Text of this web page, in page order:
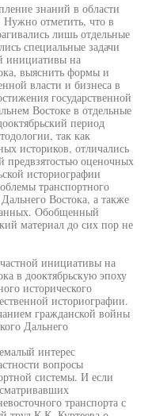
знаний в области
Нужно отметить, что в
лишь отдельные
специальные задачи
инициативы на
выяснить формы и
власти и бизнеса в
государственной
Востоке в отдельные
период
так как
историков, отличались
предвзятостью оценочных
историографии
транспортного
Востока, а также
Обобщенный
материал до сих пор не
инициативы на
в дооктябрьскую эпоху
исторического
историографии.
гражданской войны
Дальнего
интерес
вопросы
системы. И если
транспорта с